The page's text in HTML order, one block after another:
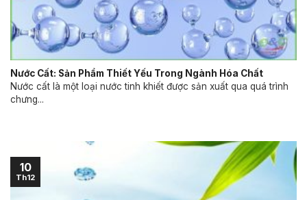
Nước Cất: Sản Phẩm Thiết Yếu Trong Ngành Hóa Chất
Nước cất là một loại nước tinh khiết được sản xuất qua quá trình
chưng...
10
Th12